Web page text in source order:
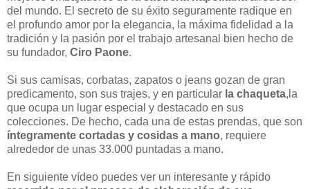
del mundo. El secreto de su éxito seguramente radique en
el profundo amor por la elegancia, la máxima fidelidad a la
tradición y la pasión por el trabajo artesanal bien hecho de
su fundador, Ciro Paone.
Si sus camisas, corbatas, zapatos o jeans gozan de gran
predicamento, son sus trajes, y en particular la chaqueta,la
que ocupa un lugar especial y destacado en sus
colecciones. De hecho, cada una de estas prendas, que son
íntegramente cortadas y cosidas a mano, requiere
alrededor de unas 33.000 puntadas a mano.
En siguiente vídeo puedes ver un interesante y rápido